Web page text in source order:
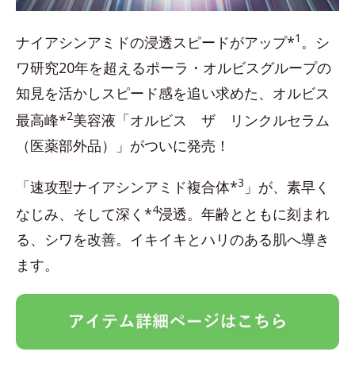
ナイアシンアミドの浸透スピードがアップ*1 。シ
ワ研究20年を超えるポーラ・オルビスグループの
知見を活かしスピード感を追い求めた、オルビス
最高峰*2美容液「オルビス ザ リンクルセラム
（医薬部外品）」がついに発売！
「速攻型ナイアシンアミド複合体*3 」が、素早く
なじみ、そして深く*4浸透。年齢とともに刻まれ
る、シワを改善。イキイキとハリのある肌へ導き
ます。